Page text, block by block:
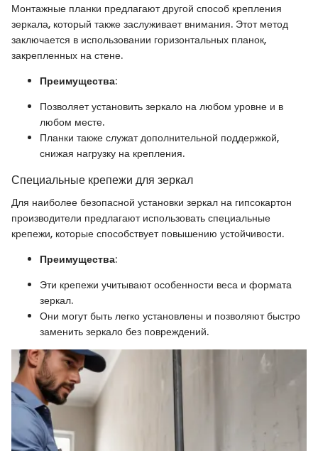
Монтажные планки предлагают другой способ крепления
зеркала, который также заслуживает внимания. Этот метод
заключается в использовании горизонтальных планок,
закрепленных на стене.
Преимущества:
Позволяет установить зеркало на любом уровне и в
любом месте.
Планки также служат дополнительной поддержкой,
снижая нагрузку на крепления.
Специальные крепежи для зеркал
Для наиболее безопасной установки зеркал на гипсокартон
производители предлагают использовать специальные
крепежи, которые способствует повышению устойчивости.
Преимущества:
Эти крепежи учитывают особенности веса и формата
зеркал.
Они могут быть легко установлены и позволяют быстро
заменить зеркало без повреждений.